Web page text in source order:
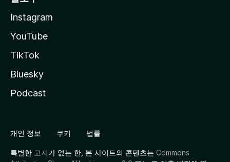
Instagram
YouTube
TikTok
Bluesky
Podcast
개인 정보 쿠키 법률
특별한 고지가 없는 한, 본 사이트의 콘텐츠는 Commons